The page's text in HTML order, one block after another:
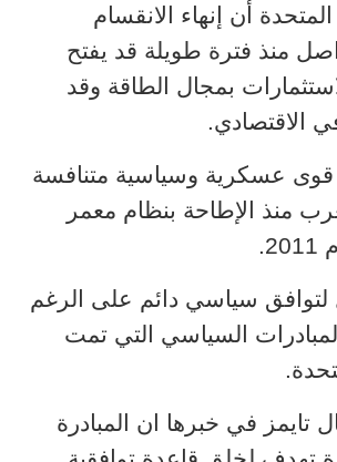
المتحدة أن إنهاء الانقسام
منذ فترة طويلة قد يفتح
بمجال الطاقة وقد
الاقتصادي.
قوى عسكرية وسياسية متنافسة
منذ الإطاحة بنظام معمر
لتوافق سياسي دائم على الرغم
السياسي التي تمت
تايمز في خبرها ان المبادرة